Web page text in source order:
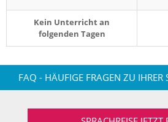
Kein Unterricht an
folgenden Tagen
FAQ - HÄUFIGE FRAGEN ZU IHRER